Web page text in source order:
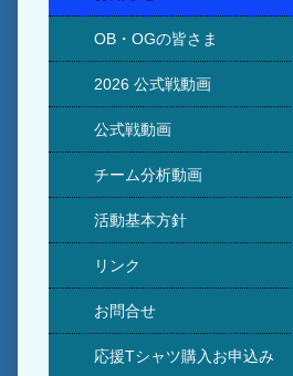
OB・OGの皆さま
2026 公式戦動画
公式戦動画
チーム分析動画
活動基本方針
リンク
お問合せ
応援Tシャツ購入お申込み